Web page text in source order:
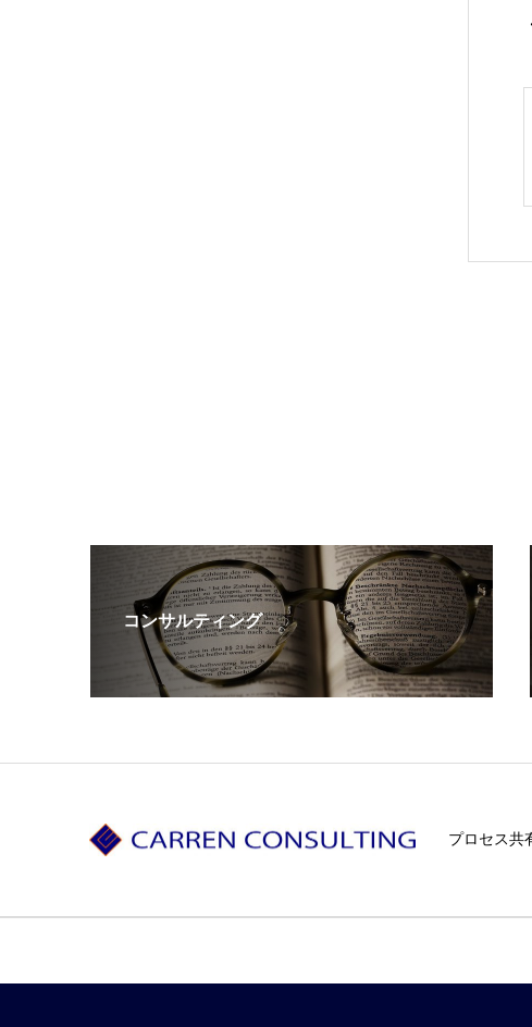
コンサルティング
プロセス共